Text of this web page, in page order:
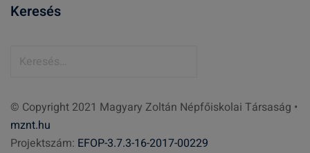
Keresés
e
s
é
© Copyright 2021 Magyary Zoltán Népfőiskolai Társaság •
mznt.hu
Projektszám: EFOP-3.7.3-16-2017-00229